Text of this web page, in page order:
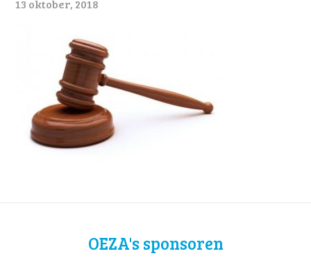
13 oktober, 2018
OEZA's sponsoren